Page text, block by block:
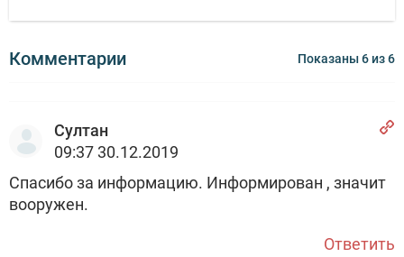
Комментарии Показаны6 из6
Султан
09:37 30.12.2019
Спасибо за информацию. Информирован , значит
вооружен.
Ответить